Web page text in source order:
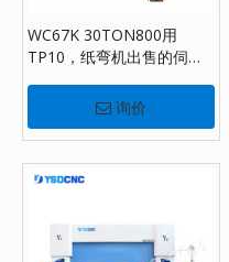
WC67K 30TON800用
TP10，纸弯机出售的伺服
询价